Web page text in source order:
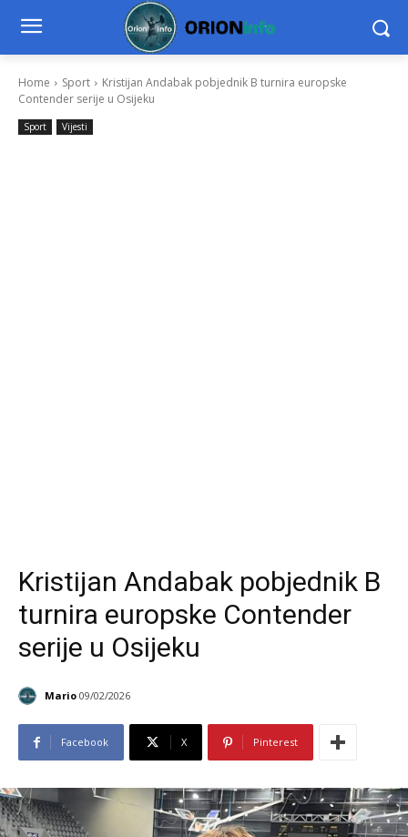
Home Sport
Kristijan Andabak pobjednik B turnira europske
Contender serije u Osijeku
Sport Vijesti
Kristijan Andabak pobjednik B
turnira europske Contender
serije u Osijeku
Mario 09/02/2026
Facebook X Pinterest